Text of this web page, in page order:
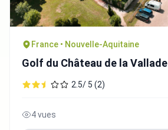
France • Nouvelle-Aquitaine
Golf du Château de la Vallade
2.5/ 5 (2)
4 vues